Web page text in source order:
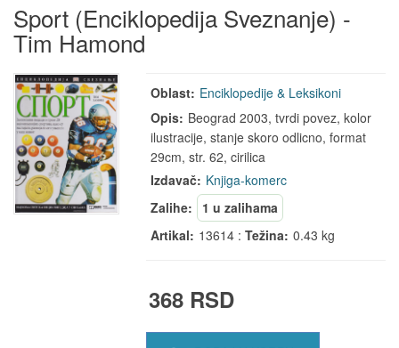
Sport (Enciklopedija Sveznanje) -
Tim Hamond
Oblast: Enciklopedije & Leksikoni
Opis: Beograd 2003, tvrdi povez, kolor
ilustracije, stanje skoro odlicno, format
29cm, str. 62, cirilica
Izdavač: Knjiga-komerc
Zalihe:
1 u zalihama
Artikal: 13614 :Težina: 0.43 kg
368 RSD